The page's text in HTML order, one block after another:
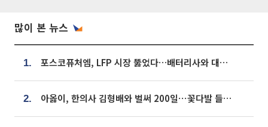
많이 본 뉴스
1. 포스코퓨처엠, LFP 시장 뚫었다…배터리사와 대규모 장기 공급 합의
2. 아옳이, 한의사 김형배와 벌써 200일⋯꽃다발 들고 "프러포즈 아냐"